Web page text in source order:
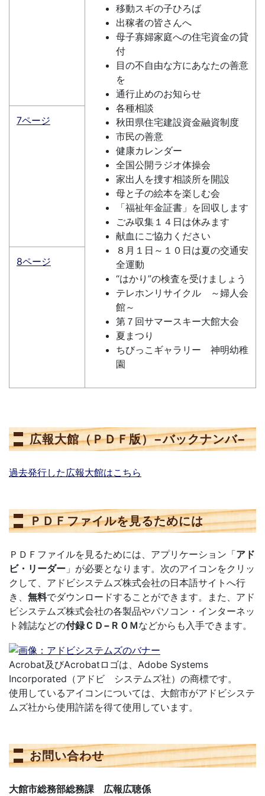
移動スギの子ひろば
出稼者の皆さんへ
母子寡婦家庭への住宅資金の貸
付
目の不自由な方にあなたの善意
を
通行止めのお知らせ
各種相談
秋田県住宅建設資金融資制度
市民の善意
健康カレンダー
全国公開ラジオ体操会
家出人を捜す相談所を開設
母と子の絵本を楽しむ会
「福祉年金証書」を回収します
ごみ収集１４日は休みます
献血にご協力ください
８月１日～１０日は夏の交通安
全運動
“はかり”の検査を受けましょう
テレホンリサイクル ～婦人会
館～
第７回サマースキー大館大会
夏まつり
ちびっこギャラリー 神明幼稚
園
7ページ
8ページ
広報大館（ＰＤＦ版）−バックナンバ−
過去発行した広報大館はこちら
ＰＤＦファイルを見るためには
ＰＤＦファイルを見るためには、アプリケーション「アド
ビ・リーダー 」が必要となります。次のアイコンをクリッ
クして、アドビシステムズ株式会社の日本語サイトへ行
き、 無料でダウンロードすることができます。また、アド
ビシステムズ株式会社の各製品やパソコン・インターネッ
ト雑誌などの付録ＣＤ−ＲＯＭなどからも入手できます。
Acrobat及びAcrobatロゴは、Adobe Systems
Incorporated（アドビ システムズ社）の商標です。
使用しているアイコンについては、大館市がアドビシステ
ムズ社から使用許諾を得て使用しています。
お問い合わせ
大館市総務部総務課 広報広聴係